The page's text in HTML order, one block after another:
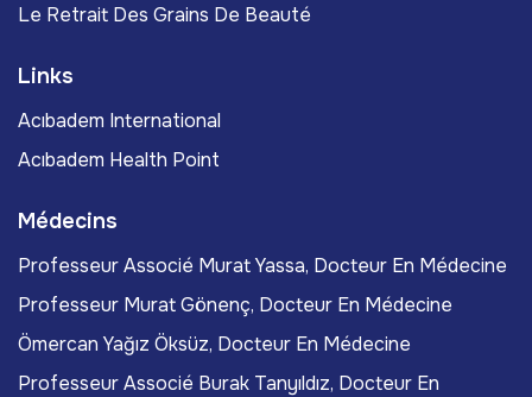
Le Retrait Des Grains De Beauté
Links
Acıbadem International
Acıbadem Health Point
Médecins
Professeur Associé Murat Yassa, Docteur En Médecine
Professeur Murat Gönenç, Docteur En Médecine
Ömercan Yağız Öksüz, Docteur En Médecine
Professeur Associé Burak Tanyıldız, Docteur En